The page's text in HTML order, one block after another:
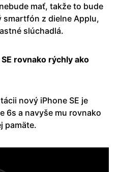
mať, takže to bude
z dielne Applu,
slúchadlá.
rovnako rýchly ako
nový iPhone SE je
6s a navyše mu rovnako
pamäte.